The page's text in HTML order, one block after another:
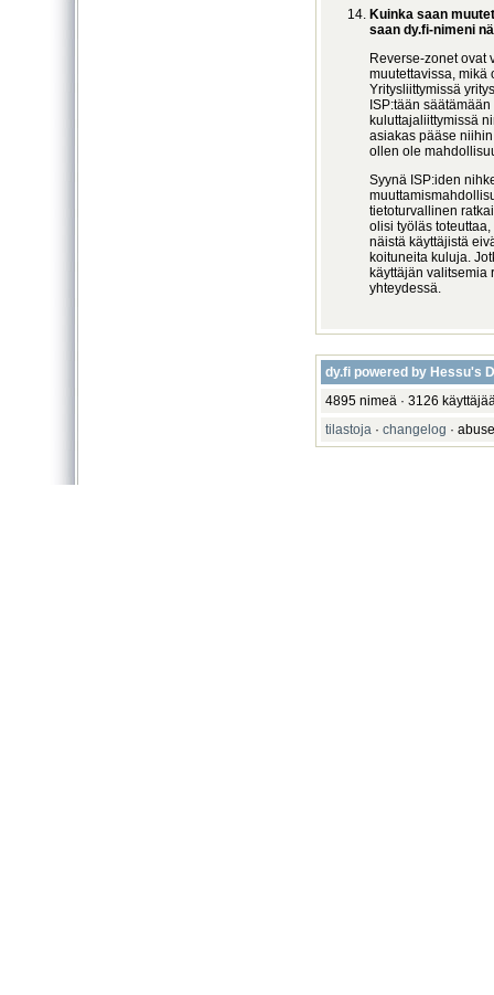
Kuinka saan
saan dy.fi-nimeni
Reverse-zonet ovat
muutettavissa, mikä
Yritysliittymissä
ISP:tään
kuluttajaliittymissä
asiakas pääse
ollen ole
Syynä ISP:iden
tietoturvallinen
olisi työläs
näistä käyttäjistä
koituneita kuluja.
käyttäjän valitsemia
yhteydessä.
dy.fi powered by Hessu's
4895 nimeä · 3126
tilastoja · changelog ·